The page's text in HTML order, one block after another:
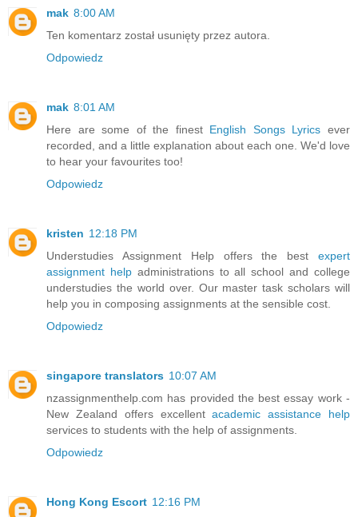
mak 8:00 AM
Ten komentarz został usunięty przez autora.
Odpowiedz
mak 8:01 AM
Here are some of the finest English Songs Lyrics ever
recorded, and a little explanation about each one. We'd love
to hear your favourites too!
Odpowiedz
kristen 12:18 PM
Understudies Assignment Help offers the best expert
assignment helpadministrations to all school and college
understudies the world over. Our master task scholars will
help you in composing assignments at the sensible cost.
Odpowiedz
singapore translators 10:07 AM
nzassignmenthelp.com has provided the best essay work -
New Zealand offers excellentacademic assistance help
services to students with the help of assignments.
Odpowiedz
Hong Kong Escort 12:16 PM